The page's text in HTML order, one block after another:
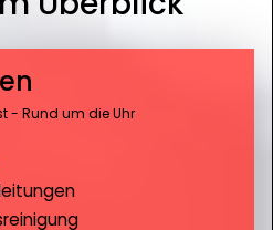
- Rund um die Uhr